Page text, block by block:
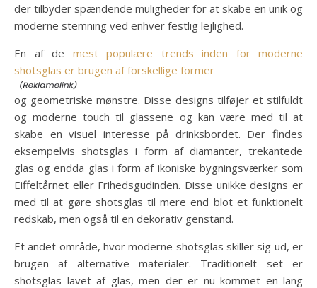
der tilbyder spændende muligheder for at skabe en unik og
moderne stemning ved enhver festlig lejlighed.
En af de mest populære trends inden for moderne
shotsglas er brugen af forskellige former
og geometriske mønstre. Disse designs tilføjer et stilfuldt
og moderne touch til glassene og kan være med til at
skabe en visuel interesse på drinksbordet. Der findes
eksempelvis shotsglas i form af diamanter, trekantede
glas og endda glas i form af ikoniske bygningsværker som
Eiffeltårnet eller Frihedsgudinden. Disse unikke designs er
med til at gøre shotsglas til mere end blot et funktionelt
redskab, men også til en dekorativ genstand.
Et andet område, hvor moderne shotsglas skiller sig ud, er
brugen af alternative materialer. Traditionelt set er
shotsglas lavet af glas, men der er nu kommet en lang